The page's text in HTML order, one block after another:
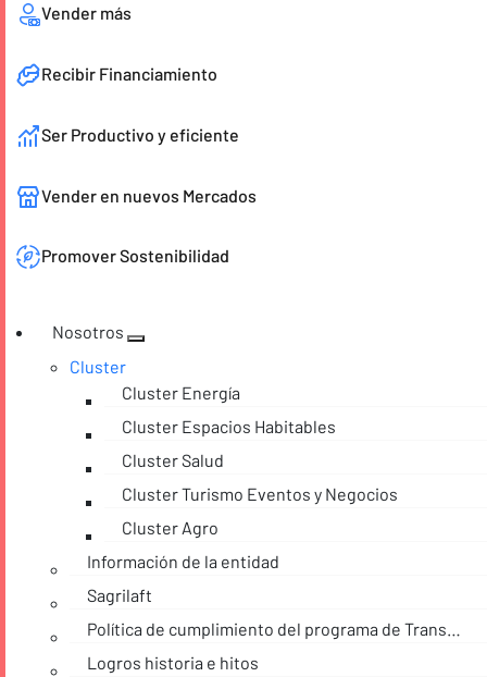
Vender más
Recibir Financiamiento
Ser Productivo y eficiente
Vender en nuevos Mercados
Promover Sostenibilidad
Nosotros
Cluster
Cluster Energía
Cluster Espacios Habitables
Cluster Salud
Cluster Turismo Eventos y Negocios
Cluster Agro
Información de la entidad
Sagrilaft
Política de cumplimiento del programa de Transparencia y Ética empresarial
Logros historia e hitos